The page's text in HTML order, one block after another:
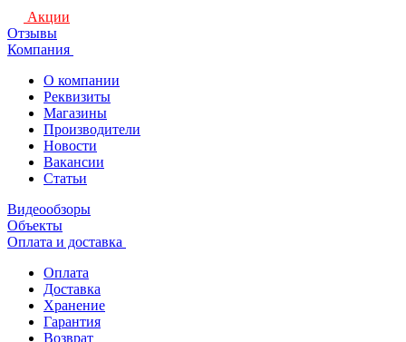
Акции
Отзывы
Компания
О компании
Реквизиты
Магазины
Производители
Новости
Вакансии
Статьи
Видеообзоры
Объекты
Оплата и доставка
Оплата
Доставка
Хранение
Гарантия
Возврат